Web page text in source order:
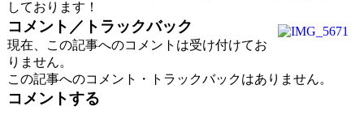
しております！
コメント／トラックバック
現在、この記事へのコメントは受け付けてお
りません。
この記事へのコメント・トラックバックはありません。
コメントする